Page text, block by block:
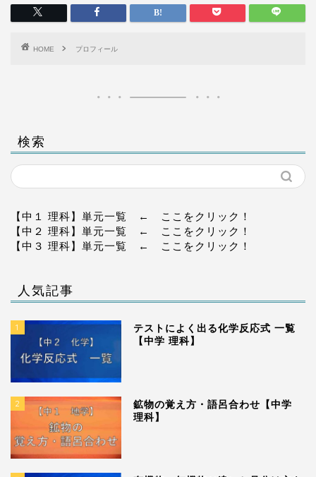
HOME プロフィール
検索
【中１ 理科】単元一覧 ← ここをクリック！
【中２ 理科】単元一覧 ← ここをクリック！
【中３ 理科】単元一覧 ← ここをクリック！
人気記事
1
テストによく出る化学反応式 一覧
【中学 理科】
2
鉱物の覚え方・語呂合わせ【中学
理科】